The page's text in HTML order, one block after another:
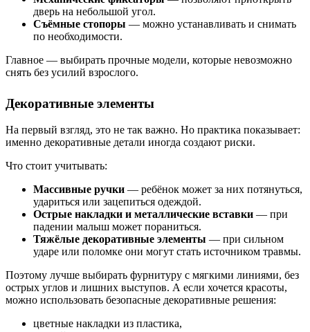
дверь на небольшой угол.
Съёмные стопоры — можно устанавливать и снимать
по необходимости.
Главное — выбирать прочные модели, которые невозможно
снять без усилий взрослого.
Декоративные элементы
На первый взгляд, это не так важно. Но практика показывает:
именно декоративные детали иногда создают риски.
Что стоит учитывать:
Массивные ручки — ребёнок может за них потянуться,
удариться или зацепиться одеждой.
Острые накладки и металлические вставки — при
падении малыш может пораниться.
Тяжёлые декоративные элементы — при сильном
ударе или поломке они могут стать источником травмы.
Поэтому лучше выбирать фурнитуру с мягкими линиями, без
острых углов и лишних выступов. А если хочется красоты,
можно использовать безопасные декоративные решения:
цветные накладки из пластика,